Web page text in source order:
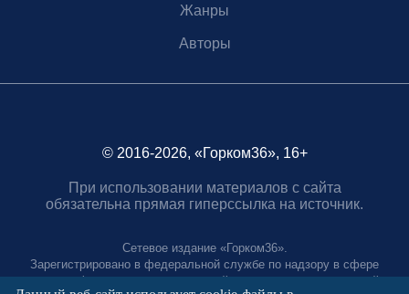
Жанры
Авторы
© 2016-2026, «Горком36», 16+
При использовании материалов с сайта
обязательна прямая гиперссылка на источник.
Сетевое издание «Горком36».
Зарегистрировано в федеральной службе по надзору в сфере
связи, информационных технологий и массовых коммуникаций.